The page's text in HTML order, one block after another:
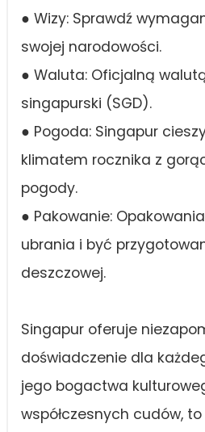
● Wizy: Sprawdź
swojej narodowości.
● Waluta: Oficjalną
singapurski (SGD).
● Pogoda: Singapur
klimatem rocznika z
pogody.
● Pakowanie:
ubrania i być
deszczowej.
Singapur oferuje
doświadczenie dla
jego bogactwa
współczesnych cudów,